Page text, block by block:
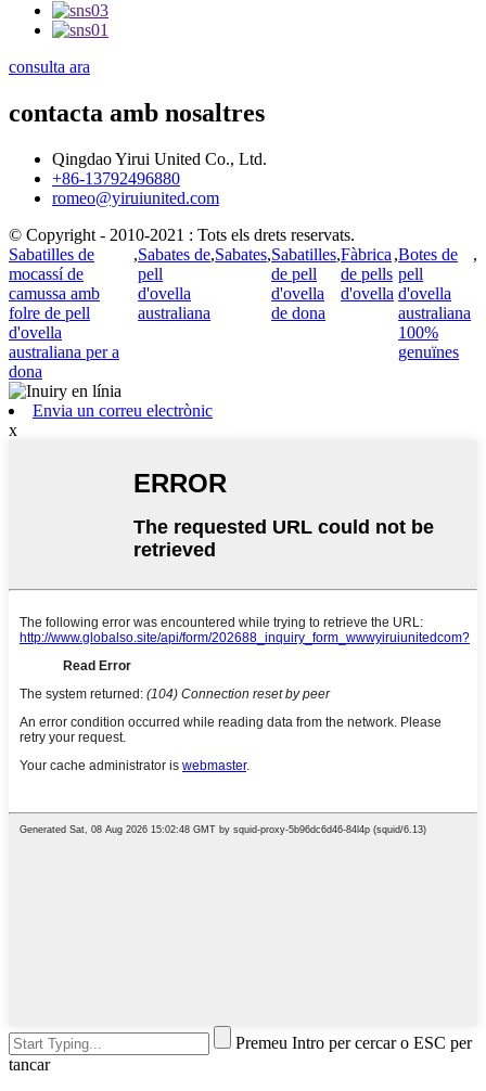
consulta ara
contacta amb nosaltres
Qingdao Yirui United Co., Ltd.
+86-13792496880
romeo@yiruiunited.com
© Copyright - 2010-2021 : Tots els drets reservats.
Sabatilles de
mocassí de
camussa amb
folre de pell
d'ovella
australiana per a
dona
,Sabates de
pell
d'ovella
australiana
,Sabates,Sabatilles
de pell
d'ovella
de dona
,Fàbrica
de pells
d'ovella
,Botes de
pell
d'ovella
australiana
100%
genuïnes
,
Envia un correu electrònic
x
Premeu Intro per cercar o ESC per
tancar